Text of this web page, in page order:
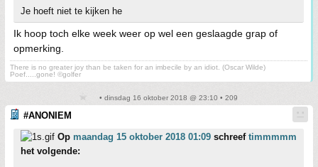
Je hoeft niet te kijken he
Ik hoop toch elke week weer op wel een geslaagde grap of
opmerking.
There is no greater joy than be taken for an imbecile by an idiot. (Oscar Wilde)
Poef.....gone! ©golfer
• dinsdag 16 oktober 2018 @ 23:10 • 209
#ANONIEM
Op maandag 15 oktober 2018 01:09 schreef timmmmm
het volgende: